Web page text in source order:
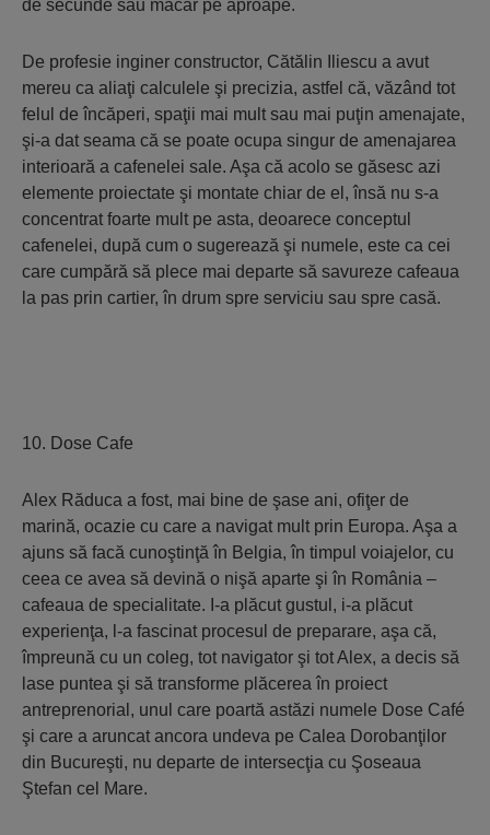
de secunde sau măcar pe aproape.
De profesie inginer constructor, Cătălin Iliescu a avut
mereu ca aliaţi calculele şi precizia, astfel că, văzând tot
felul de încăperi, spaţii mai mult sau mai puţin amenajate,
şi-a dat seama că se poate ocupa singur de amenajarea
interioară a cafenelei sale. Aşa că acolo se găsesc azi
elemente proiectate şi montate chiar de el, însă nu s-a
concentrat foarte mult pe asta, deoarece conceptul
cafenelei, după cum o sugerează şi numele, este ca cei
care cumpără să plece mai departe să savureze cafeaua
la pas prin cartier, în drum spre serviciu sau spre casă.
10. Dose Cafe
Alex Răduca a fost, mai bine de şase ani, ofiţer de
marină, ocazie cu care a navigat mult prin Europa. Aşa a
ajuns să facă cunoştinţă în Belgia, în timpul voiajelor, cu
ceea ce avea să devină o nişă aparte şi în România –
cafeaua de specialitate. I-a plăcut gustul, i-a plăcut
experienţa, l-a fascinat procesul de preparare, aşa că,
împreună cu un coleg, tot navigator şi tot Alex, a decis să
lase puntea şi să transforme plăcerea în proiect
antreprenorial, unul care poartă astăzi numele Dose Café
şi care a aruncat ancora undeva pe Calea Dorobanţilor
din Bucureşti, nu departe de intersecţia cu Şoseaua
Ştefan cel Mare.